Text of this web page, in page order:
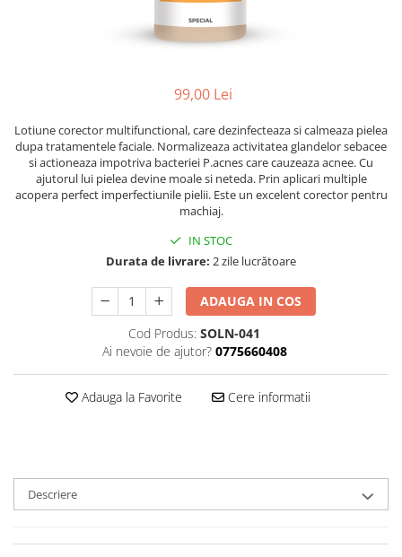
99,00 Lei
Lotiune corector multifunctional, care dezinfecteaza si calmeaza pielea
dupa tratamentele faciale. Normalizeaza activitatea glandelor sebacee
si actioneaza impotriva bacteriei P.acnes care cauzeaza acnee. Cu
ajutorul lui pielea devine moale si neteda. Prin aplicari multiple
acopera perfect imperfectiunile pielii. Este un excelent corector pentru
machiaj.
IN STOC
Durata de livrare: 2 zile lucrătoare
ADAUGA IN COS
Cod Produs: SOLN-041
Ai nevoie de ajutor? 0775660408
Adauga la Favorite Cere informatii
Descriere